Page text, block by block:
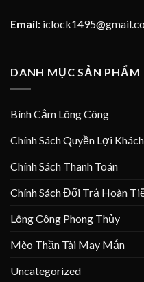
Email:
DANH MỤC SẢN PHẨM
Bình Cắm Lông Công
Chính Sách Quyền Lợi
Chính Sách Thanh Toán
Chính Sách Đổi Trả Hoàn
Lông Công Phong Thủy
Mèo Thần Tài May Mắn
Uncategorized